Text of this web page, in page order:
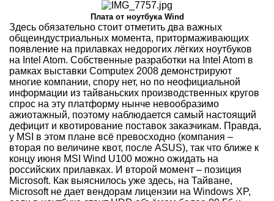
Плата от ноутбука Wind
Здесь обязательно стоит отметить два важных
общеиндустриальных момента, притормаживающих
появление на прилавках недорогих лёгких ноутбуков
на Intel Atom. Собственные разработки на Intel Atom в
рамках выставки Computex 2008 демонстрируют
многие компании, спору нет, но по неофициальной
информации из тайваньских производственных кругов
спрос на эту платформу нынче невообразимо
ажиотажный, поэтому наблюдается самый настоящий
дефицит и квотирование поставок заказчикам. Правда,
у MSI в этом плане всё превосходно (компания –
вторая по величине квот, после ASUS), так что ближе к
концу июня MSI Wind U100 можно ожидать на
российских прилавках. И второй момент – позиция
Microsoft. Как выяснилось уже здесь, на Тайване,
Microsoft не дает вендорам лицензии на Windows XP,